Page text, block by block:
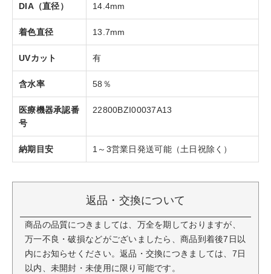
DIA（直径） 14.4mm
着色直径 13.7mm
UVカット 有
含水率 58％
医療機器承認番
号
22800BZI00037A13
納期目安 1～3営業日発送可能（土日祝除く）
返品・交換について
商品の品質につきましては、万全を期しておりますが、
万一不良・破損などがございましたら、商品到着後7日以
内にお知らせください。返品・交換につきましては、7日
以内、未開封・未使用に限り可能です。